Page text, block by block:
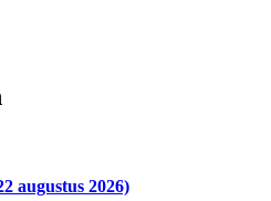
augustus 2026)